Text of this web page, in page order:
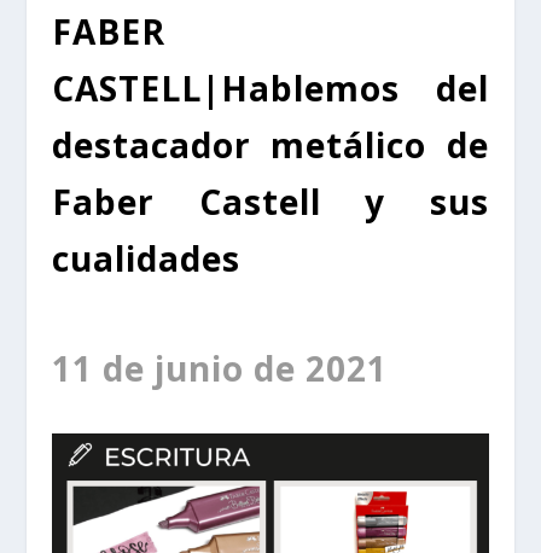
FABER
CASTELL| Hablemos del
destacador metálico de
Faber Castell y sus
cualidades
11 de junio de 2021